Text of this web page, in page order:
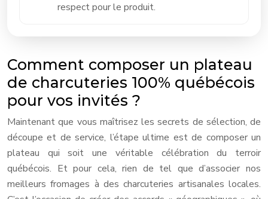
respect pour le produit.
Comment composer un plateau
de charcuteries 100% québécois
pour vos invités ?
Maintenant que vous maîtrisez les secrets de sélection, de
découpe et de service, l’étape ultime est de composer un
plateau qui soit une véritable célébration du terroir
québécois. Et pour cela, rien de tel que d’associer nos
meilleurs fromages à des charcuteries artisanales locales.